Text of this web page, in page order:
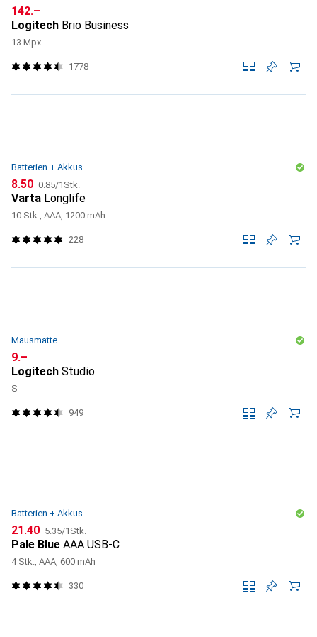
CHF
142.–
Logitech Brio Business
13 Mpx
1778
Batterien + Akkus
CHF
8.50 CHF
0.85/1Stk.
Varta Longlife
10 Stk., AAA, 1200 mAh
228
Mausmatte
CHF
9.–
Logitech Studio
S
949
Batterien + Akkus
CHF
21.40 CHF
5.35/1Stk.
Pale Blue AAA USB-C
4 Stk., AAA, 600 mAh
330